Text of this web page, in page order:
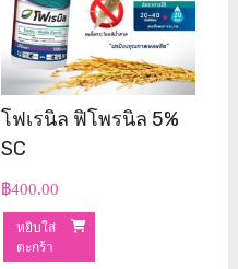
โฟเรนิล ฟิโพรนิล 5%
SC
฿400.00
หยิบใส่
ตะกร้า